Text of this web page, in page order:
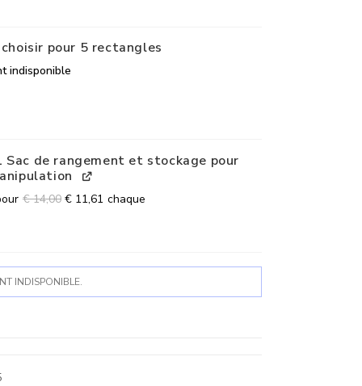
pour 5 rectangles
indisponible
Sac de rangement et stockage pour
€14,00 €11,61 chaque
INDISPONIBLE.